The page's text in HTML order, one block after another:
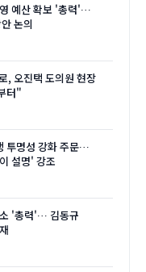
예산 확보 '총력'…
논의
, 오진택 도의원 현장
터"
투명성 강화 주문…
설명' 강조
'총력'… 김동규